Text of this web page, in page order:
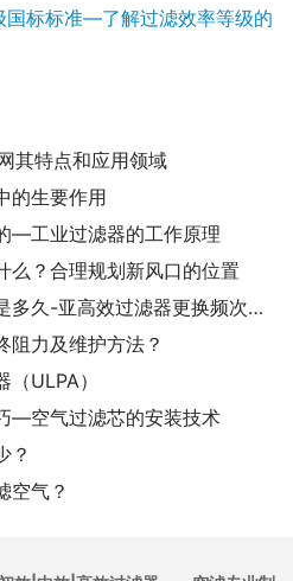
国标标准—了解过滤效率等级的
其特点和应用领域
的生要作用
—工业过滤器的工作原理
么？合理规划新风口的位置
亚高效过滤器更换频次是多久-亚高效过滤器更换频次的合理建议
阻力及维护方法？
ULPA）
—空气过滤芯的安装技术
？
空气？